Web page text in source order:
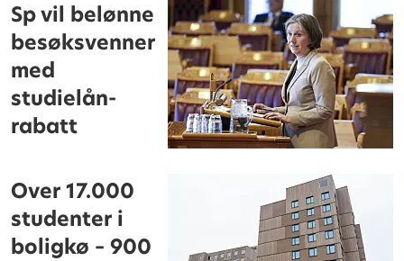
Sp vil belønne
besøksvenner
med
studielån-
rabatt
Over 17.000
studenter i
boligkø – 900